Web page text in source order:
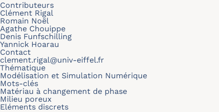
Contributeurs
Clément Rigal
Romain Noël
Agathe Chouippe
Denis Funfschilling
Yannick Hoarau
Contact
clement.rigal@univ-eiffel.fr
Thématique
Modélisation et Simulation Numérique
Mots-clés
Matériau à changement de phase
Milieu poreux
Eléments discrets